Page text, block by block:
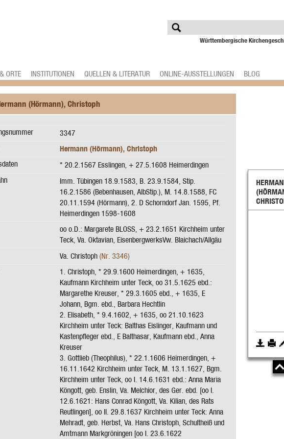
ORTE INSTITUTIONEN QUELLEN & LITERATUR ONLINE-AUSSTELLUNGEN BLOG
Württembergische
(Hörmann), Christoph
3347
Hermann (Hörmann), Christoph
* 20.2.1567 Esslingen, + 27.5.1608 Heimerdingen
Imm. Tübingen 18.9.1583, B. 23.9.1584, Stip.
16.2.1586 (Bebenhausen, AlbStip.), M. 14.8.1588, FC
20.11.1594 (Hörmann), 2. D Schorndorf Jan. 1595, Pf.
Heimerdingen 1598-1608
oo o.D.: Margarete BLOSS, + 23.2.1651 Kirchheim unter
Teck, Va. Oktavian, EisenbergwerksVw. Blaichach/Allgäu
Va. Christoph (Nr. 3346)
1. Christoph, * 29.9.1600 Heimerdingen, + 1635,
Kaufmann Kirchheim unter Teck, oo 31.5.1625 ebd.:
Margarethe Kreuser, * 29.3.1605 ebd., + 1635, E
Johann, Bgm. ebd., Barbara Hechtlin
2. Elisabeth, * 9.4.1602, + 1635, oo 21.10.1623
Kirchheim unter Teck: Balthas Eislinger, Kaufmann und
Kastenpfleger ebd., E Balthasar, Kaufmann ebd., Anna
Kreuser
3. Gottlieb (Theophilus), * 22.1.1606 Heimerdingen, +
16.11.1642 Kirchheim unter Teck, M. 13.1.1627, Bgm.
Kirchheim unter Teck, oo I. 14.6.1631 ebd.: Anna Maria
Köngott, geb. Enslin, Va. Melchior, des Ger. ebd. [oo I.
12.6.1621: Hans Conrad Köngott, Va. Kilian, des Rats
Reutlingen], oo II. 29.8.1637 Kirchheim unter Teck: Anna
Mehradt, geb. Herbst, Va. Hans Christoph, Schultheiß und
Amtmann Markgröningen [oo I. 23.6.1622